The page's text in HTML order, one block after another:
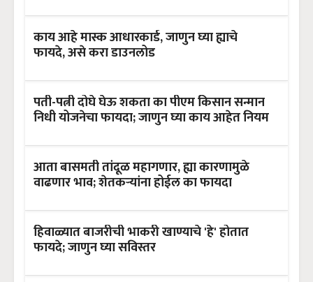
काय आहे मास्क आधारकार्ड, जाणुन घ्या ह्याचे
फायदे, असे करा डाउनलोड
पती-पत्नी दोघे घेऊ शकता का पीएम किसान सन्मान
निधी योजनेचा फायदा; जाणुन घ्या काय आहेत नियम
आता बासमती तांदूळ महागणार, ह्या कारणामुळे
वाढणार भाव; शेतकऱ्यांना होईल का फायदा
हिवाळ्यात बाजरीची भाकरी खाण्याचे 'हे' होतात
फायदे; जाणुन घ्या सविस्तर